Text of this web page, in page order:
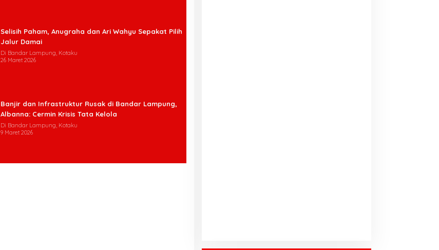
Selisih Paham, Anugraha dan Ari Wahyu Sepakat Pilih
Jalur Damai
Di Bandar Lampung, Kotaku
26 Maret 2026
Banjir dan Infrastruktur Rusak di Bandar Lampung,
Albanna: Cermin Krisis Tata Kelola
Di Bandar Lampung, Kotaku
9 Maret 2026